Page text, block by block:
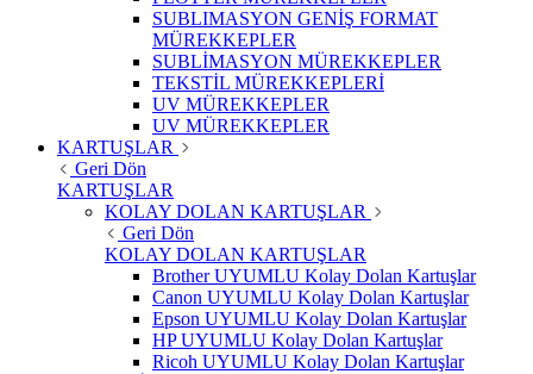
SUBLIMASYON GENİŞ FORMAT
MÜREKKEPLER
SUBLİMASYON MÜREKKEPLER
TEKSTİL MÜREKKEPLERİ
UV MÜREKKEPLER
UV MÜREKKEPLER
KARTUŞLAR
Geri Dön
KARTUŞLAR
KOLAY DOLAN KARTUŞLAR
Geri Dön
KOLAY DOLAN KARTUŞLAR
Brother UYUMLU Kolay Dolan Kartuşlar
Canon UYUMLU Kolay Dolan Kartuşlar
Epson UYUMLU Kolay Dolan Kartuşlar
HP UYUMLU Kolay Dolan Kartuşlar
Ricoh UYUMLU Kolay Dolan Kartuşlar